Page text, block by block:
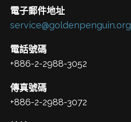
電子郵件地址
service@goldenpenguin.org
電話號碼
+886-2-2988-3052
傳真號碼
+886-2-2988-3072